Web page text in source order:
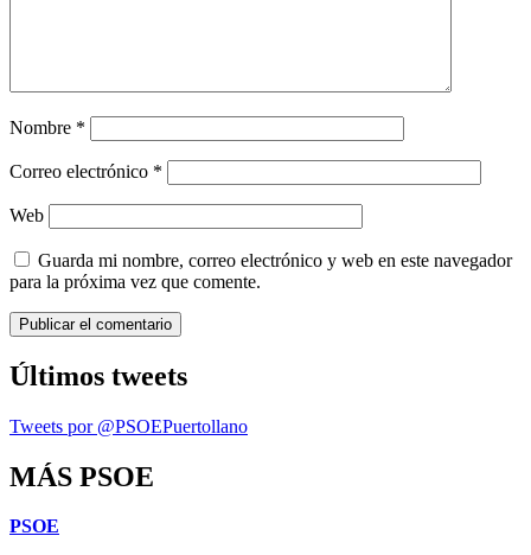
Nombre *
Correo electrónico *
Web
Guarda mi nombre, correo electrónico y web en este navegador
para la próxima vez que comente.
Últimos tweets
Tweets por @PSOEPuertollano
MÁS PSOE
PSOE